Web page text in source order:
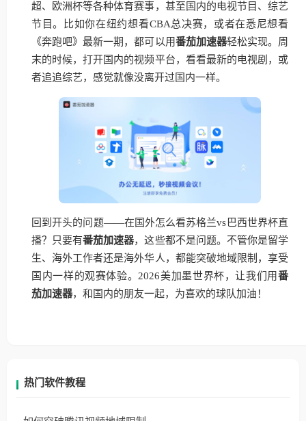
超、欧洲杯等各种体育赛事，甚至国内的电视节目、综艺
节目。比如你在纽约想看CBA总决赛，或者在悉尼想看
《奔跑吧》最新一期，都可以用番茄加速器轻松实现。周
末的时候，打开国内的视频平台，看看最新的电视剧，或
者追追综艺，感觉就像没离开过国内一样。
回到开头的问题——在国外怎么看苏格兰vs巴西世界杯直
播？只要有番茄加速器，这些都不是问题。不管你是留学
生、海外工作者还是海外华人，都能突破地域限制，享受
国内一样的观赛体验。2026美加墨世界杯，让我们用番
茄加速器，和国内的朋友一起，为喜欢的球队加油！
热门软件教程